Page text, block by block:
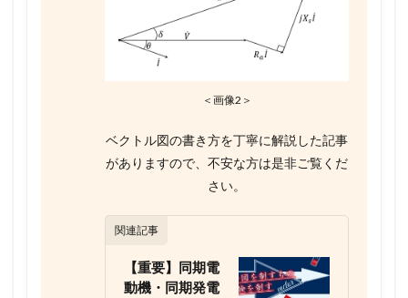
＜画像2＞
ベクトル図の書き方を丁寧に解説した記事
がありますので、不安な方は是非ご覧くだ
さい。
関連記事
【重要】同期電
動機・同期発電